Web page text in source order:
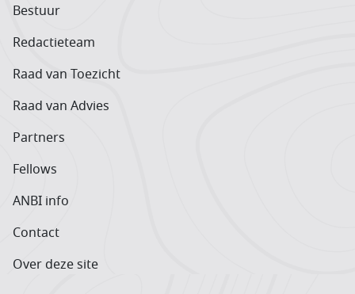
Bestuur
Redactieteam
Raad van Toezicht
Raad van Advies
Partners
Fellows
ANBI info
Contact
Over deze site